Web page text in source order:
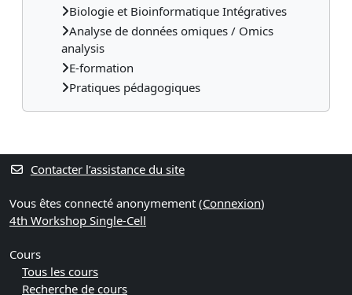
Biologie et Bioinformatique Intégratives
Analyse de données omiques / Omics
analysis
E-formation
Pratiques pédagogiques
Contacter l’assistance du site
Vous êtes connecté anonymement (Connexion)
4th Workshop Single-Cell
Cours
Tous les cours
Recherche de cours